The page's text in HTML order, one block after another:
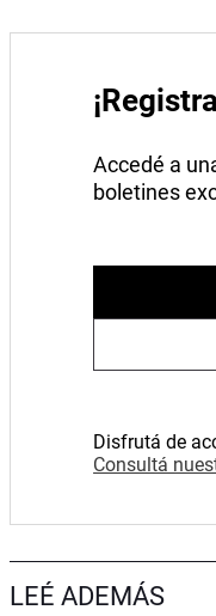
Accedé a
boletines
Disfrutá de
Consultá
LEÉ ADEMÁS